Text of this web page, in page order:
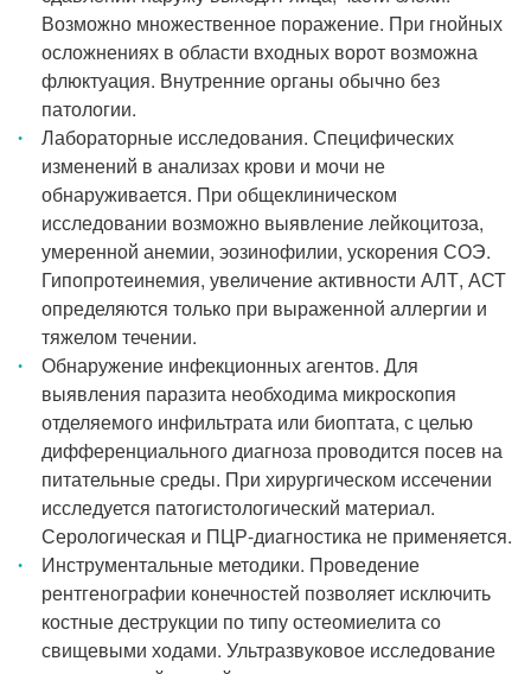
Возможно множественное поражение. При гнойных
осложнениях в области входных ворот возможна
флюктуация. Внутренние органы обычно без
патологии.
Лабораторные исследования. Специфических
изменений в анализах крови и мочи не
обнаруживается. При общеклиническом
исследовании возможно выявление лейкоцитоза,
умеренной анемии, эозинофилии, ускорения СОЭ.
Гипопротеинемия, увеличение активности АЛТ, АСТ
определяются только при выраженной аллергии и
тяжелом течении.
Обнаружение инфекционных агентов. Для
выявления паразита необходима микроскопия
отделяемого инфильтрата или биоптата, с целью
дифференциального диагноза проводится посев на
питательные среды. При хирургическом иссечении
исследуется патогистологический материал.
Серологическая и ПЦР-диагностика не применяется.
Инструментальные методики. Проведение
рентгенографии конечностей позволяет исключить
костные деструкции по типу остеомиелита со
свищевыми ходами. Ультразвуковое исследование